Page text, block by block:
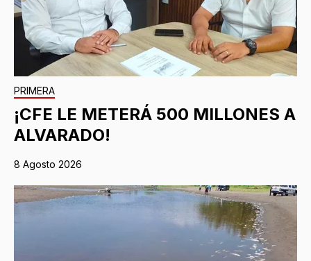
PRIMERA
¡CFE LE METERÁ 500 MILLONES A
ALVARADO!
8 Agosto 2026